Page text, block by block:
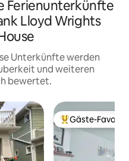
Ferienunterkünfte
Lloyd Wrights
Unterkünfte werden
und weiteren
bewertet.
Beliebter Gäste-
Gäste-Favorit